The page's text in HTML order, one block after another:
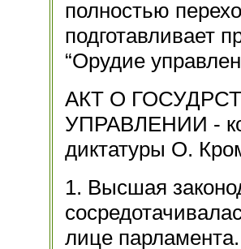
полностью
подготавливает
“Орудие
АКТ О
УПРАВЛЕНИИ -
диктатуры О.
1. Высшая
лице парламента.